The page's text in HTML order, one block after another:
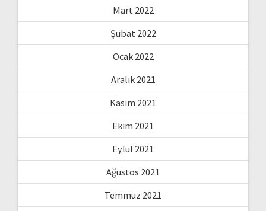
Mart 2022
Şubat 2022
Ocak 2022
Aralık 2021
Kasım 2021
Ekim 2021
Eylül 2021
Ağustos 2021
Temmuz 2021